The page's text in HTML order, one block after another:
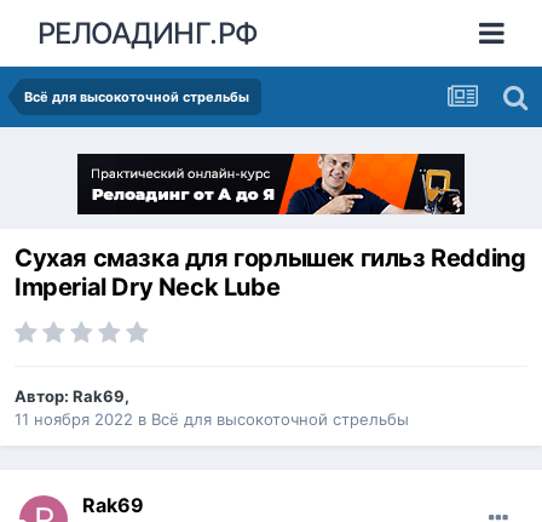
РЕЛОАДИНГ.РФ
Всё для высокоточной стрельбы
Сухая смазка для горлышек гильз Redding
Imperial Dry Neck Lube
Автор: Rak69,
11 ноября 2022 в Всё для высокоточной стрельбы
Rak69